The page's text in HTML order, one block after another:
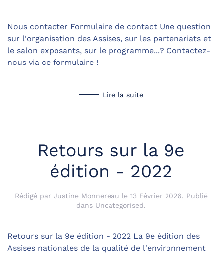
Nous contacter Formulaire de contact Une question
sur l'organisation des Assises, sur les partenariats et
le salon exposants, sur le programme...? Contactez-
nous via ce formulaire !
Lire la suite
Retours sur la 9e
édition - 2022
Rédigé par Justine Monnereau le 13 Février 2026. Publié
dans Uncategorised.
Retours sur la 9e édition - 2022 La 9e édition des
Assises nationales de la qualité de l'environnement